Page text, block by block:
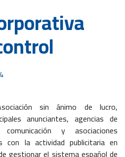
sin ánimo de lucro,
anunciantes, agencias de
y asociaciones
con la actividad publicitaria en
gestionar el sistema español de